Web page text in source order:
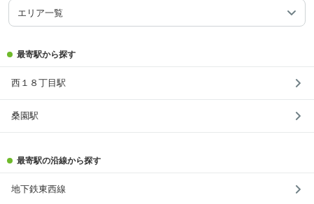
エリア一覧
最寄駅から探す
西１８丁目駅
桑園駅
最寄駅の沿線から探す
地下鉄東西線